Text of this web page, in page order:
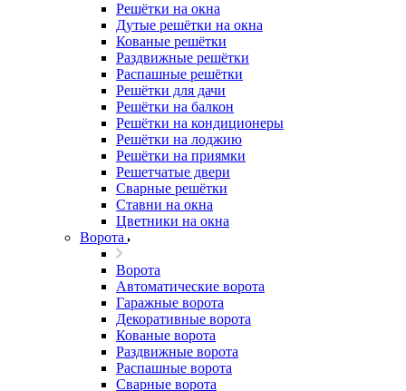
Решётки на окна
Дутые решётки на окна
Кованые решётки
Раздвижные решётки
Распашные решётки
Решётки для дачи
Решётки на балкон
Решётки на кондиционеры
Решётки на лоджию
Решётки на приямки
Решетчатые двери
Сварные решётки
Ставни на окна
Цветники на окна
Ворота
Ворота
Автоматические ворота
Гаражные ворота
Декоративные ворота
Кованые ворота
Раздвижные ворота
Распашные ворота
Сварные ворота